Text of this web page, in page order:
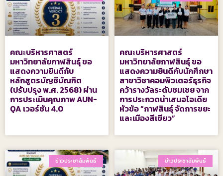
คณะบริหารศาสตร์
มหาวิทยาลัยกาฬสินธุ์ ขอ
แสดงความยินดีกับ
หลักสูตรบัญชีบัณฑิต
(ปรับปรุง พ.ศ. 2568) ผ่าน
การประเมินคุณภาพ AUN-
QA เวอร์ชัน 4.0
คณะบริหารศาสตร์
มหาวิทยาลัยกาฬสินธุ์ ขอ
แสดงความยินดีกับนักศึกษา
สาขาวิชาคอมพิวเตอร์ธุรกิจ
คว้ารางวัลระดับชมเชย จาก
การประกวดนำเสนอไอเดีย
หัวข้อ “กาฬสินธุ์ จัดการขยะ
และเมืองสีเขียว”
ข่าวประชาสัมพันธ์ ข่าวประชาสัมพันธ์